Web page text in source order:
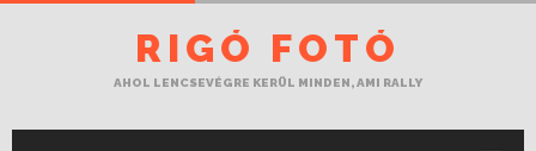
RIGÓ FOTÓ
AHOL LENCSEVÉGRE KERÜL MINDEN, AMI RALLY